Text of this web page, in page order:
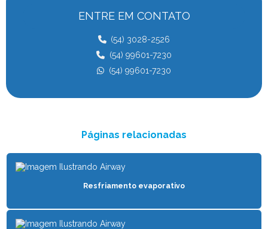
VENTILADOR COMPOST BARN
VENTILADOR PARA CONFINAMENTO
VENTILADOR PARA CONFORTO ANIMAL
VENTILADOR PARA GADO
VENTILADOR HVLS
ENTRE EM CONTATO
(54) 3028-2526
(54) 99601-7230
(54) 99601-7230
Páginas relacionadas
Resfriamento evaporativo